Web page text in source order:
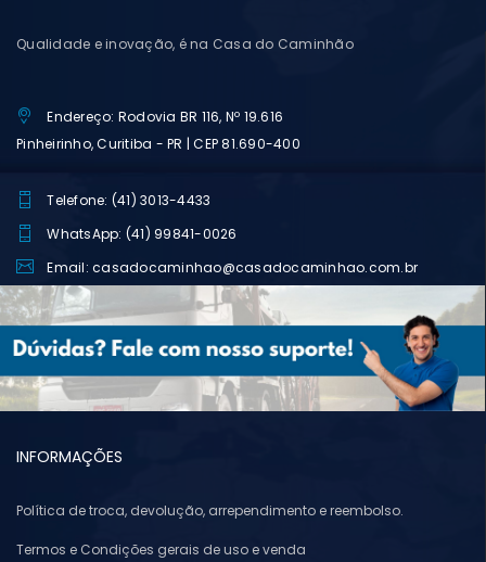
Qualidade e inovação, é na Casa do Caminhão
Endereço: Rodovia BR 116, Nº 19.616
Pinheirinho, Curitiba - PR | CEP 81.690-400
Telefone: (41) 3013-4433
WhatsApp: (41) 99841-0026
Email: casadocaminhao@casadocaminhao.com.br
INFORMAÇÕES
Política de troca, devolução, arrependimento e reembolso.
Termos e Condições gerais de uso e venda